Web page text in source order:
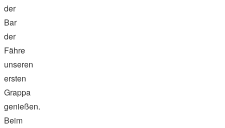
der
Bar
der
Fähre
unseren
ersten
Grappa
genießen.
Beim